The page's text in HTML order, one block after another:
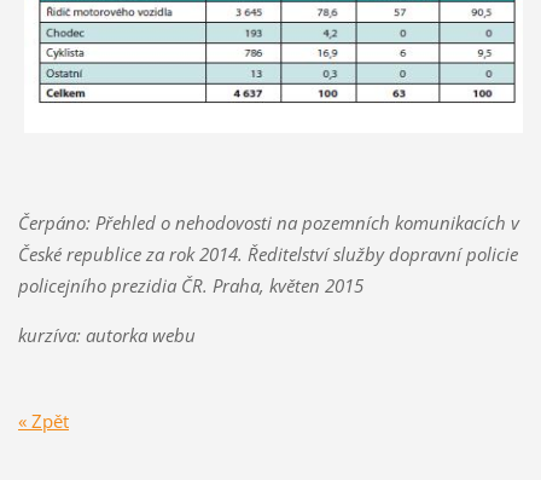
Čerpáno: Přehled o nehodovosti na pozemních komunikacích v
České republice za rok 2014. Ředitelství služby dopravní policie
policejního prezidia ČR. Praha, květen 2015
kurzíva: autorka webu
« Zpět